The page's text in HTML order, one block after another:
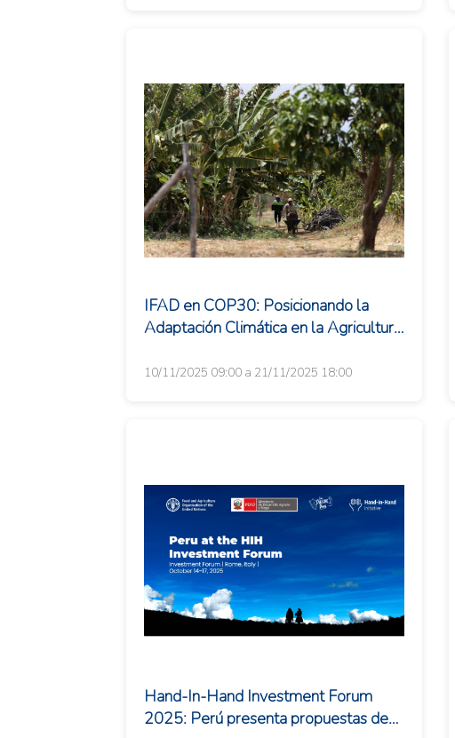
IFAD en COP30: Posicionando la
Adaptación Climática en la Agricultura
10/11/2025 09:00 a 21/11/2025 18:00
Hand-In-Hand Investment Forum
2025: Perú presenta propuestas de